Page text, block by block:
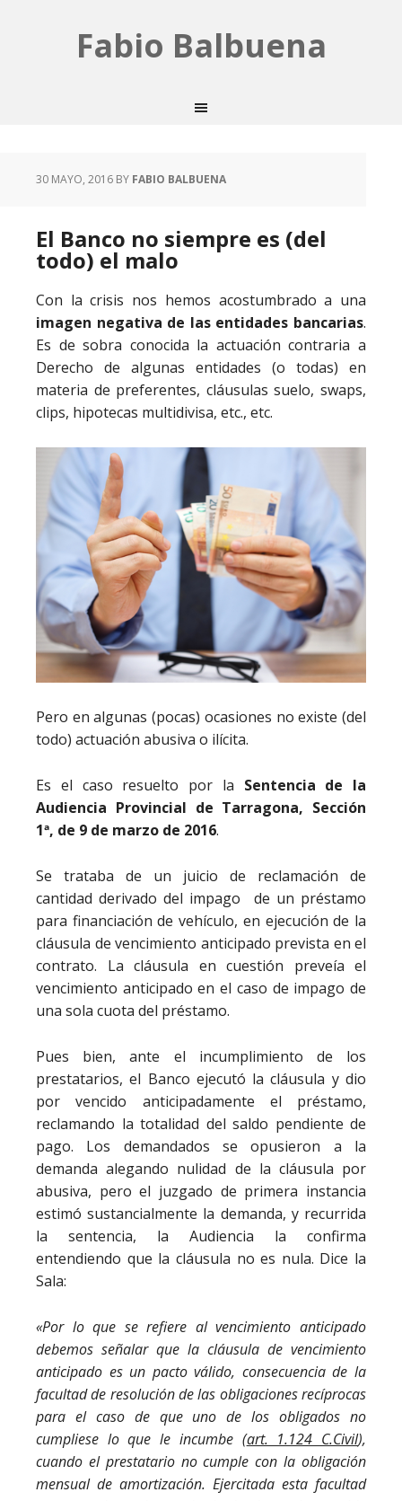
Fabio Balbuena
30 MAYO, 2016 BY FABIO BALBUENA
El Banco no siempre es (del
todo) el malo
Con la crisis nos hemos acostumbrado a una
imagen negativa de las entidades bancarias.
Es de sobra conocida la actuación contraria a
Derecho de algunas entidades (o todas) en
materia de preferentes, cláusulas suelo, swaps,
clips, hipotecas multidivisa, etc., etc.
Pero en algunas (pocas) ocasiones no existe (del
todo) actuación abusiva o ilícita.
Es el caso resuelto por la Sentencia de la
Audiencia Provincial de Tarragona, Sección
1ª, de 9 de marzo de 2016.
Se trataba de un juicio de reclamación de
cantidad derivado del impago de un préstamo
para financiación de vehículo, en ejecución de la
cláusula de vencimiento anticipado prevista en el
contrato. La cláusula en cuestión preveía el
vencimiento anticipado en el caso de impago de
una sola cuota del préstamo.
Pues bien, ante el incumplimiento de los
prestatarios, el Banco ejecutó la cláusula y dio
por vencido anticipadamente el préstamo,
reclamando la totalidad del saldo pendiente de
pago. Los demandados se opusieron a la
demanda alegando nulidad de la cláusula por
abusiva, pero el juzgado de primera instancia
estimó sustancialmente la demanda, y recurrida
la sentencia, la Audiencia la confirma
entendiendo que la cláusula no es nula. Dice la
Sala:
«Por lo que se refiere al vencimiento anticipado
debemos señalar que la cláusula de vencimiento
anticipado es un pacto válido, consecuencia de la
facultad de resolución de las obligaciones recíprocas
para el caso de que uno de los obligados no
cumpliese lo que le incumbe (art. 1.124 C.Civil),
cuando el prestatario no cumple con la obligación
mensual de amortización. Ejercitada esta facultad